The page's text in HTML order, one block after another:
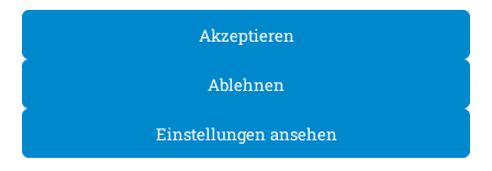
Akzeptieren
Ablehnen
Einstellungen ansehen
Cookie-Einstellungen
©